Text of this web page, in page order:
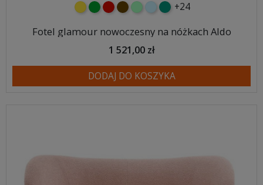
żółtyzielonyczerwony
czekoladowy
miętowybłękitny
turkusowy
+24
Fotel glamour nowoczesny na nóżkach Aldo
1 521,00 zł
DODAJ DO KOSZYKA